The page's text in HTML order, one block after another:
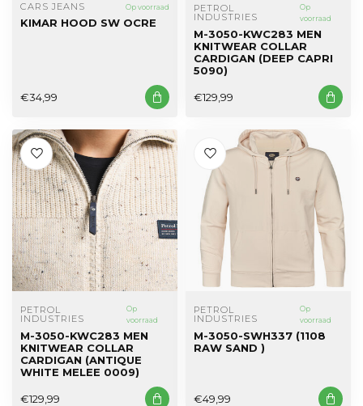
CARS JEANS Op voorraad
KIMAR HOOD SW OCRE
€34,99
PETROL
INDUSTRIES
Op
voorraad
M-3050-KWC283 MEN
KNITWEAR COLLAR
CARDIGAN (DEEP CAPRI
5090)
€129,99
PETROL
INDUSTRIES
Op
voorraad
M-3050-KWC283 MEN
KNITWEAR COLLAR
CARDIGAN (ANTIQUE
WHITE MELEE 0009)
€129,99
PETROL
INDUSTRIES
Op
voorraad
M-3050-SWH337 (1108
RAW SAND )
€49,99